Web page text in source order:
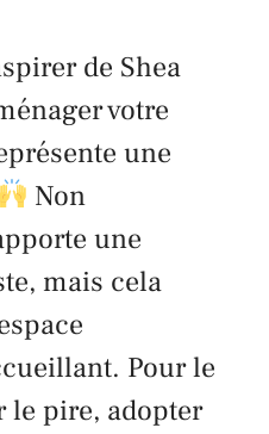
de Shea
votre
une
Non
une
mais cela
Pour le
pire, adopter